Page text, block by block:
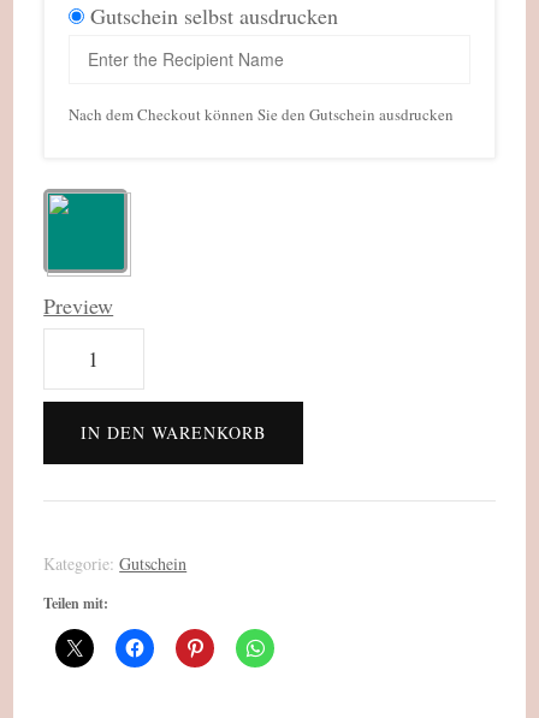
Gutschein selbst ausdrucken
Nach dem Checkout können Sie den Gutschein ausdrucken
Preview
Gutschein
mit
Wunschwert
Menge
IN DEN WARENKORB
Kategorie:Gutschein
Teilen mit: